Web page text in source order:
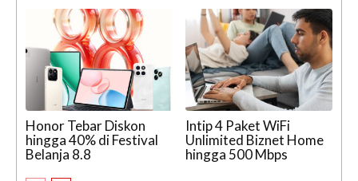
Honor Tebar Diskon
hingga 40% di Festival
Belanja 8.8
Intip 4 Paket WiFi
Unlimited Biznet Home
hingga 500 Mbps